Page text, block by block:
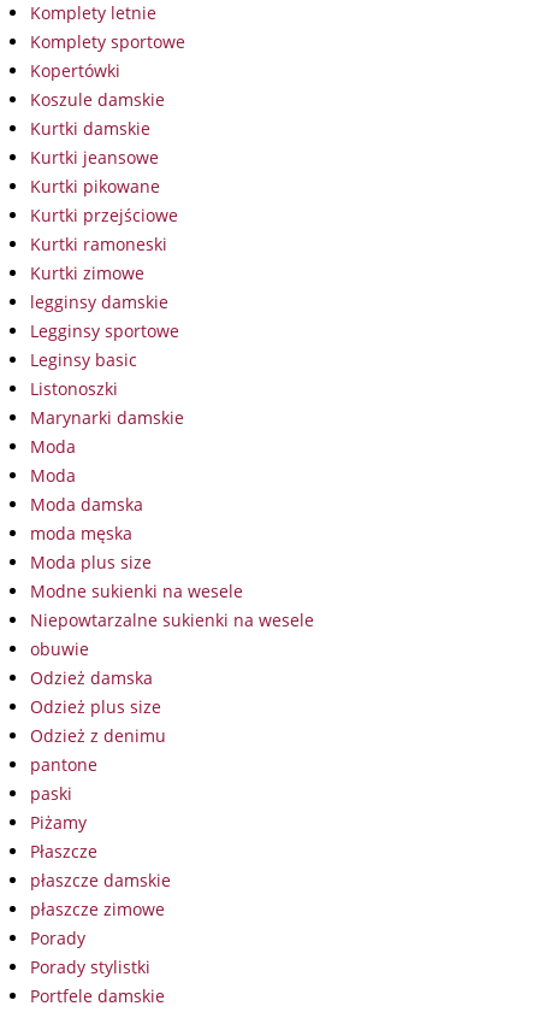
Komplety letnie
Komplety sportowe
Kopertówki
Koszule damskie
Kurtki damskie
Kurtki jeansowe
Kurtki pikowane
Kurtki przejściowe
Kurtki ramoneski
Kurtki zimowe
legginsy damskie
Legginsy sportowe
Leginsy basic
Listonoszki
Marynarki damskie
Moda
Moda
Moda damska
moda męska
Moda plus size
Modne sukienki na wesele
Niepowtarzalne sukienki na wesele
obuwie
Odzież damska
Odzież plus size
Odzież z denimu
pantone
paski
Piżamy
Płaszcze
płaszcze damskie
płaszcze zimowe
Porady
Porady stylistki
Portfele damskie